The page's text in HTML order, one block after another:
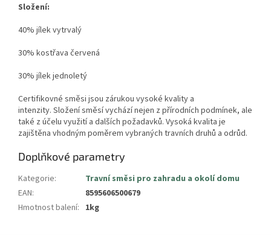
Složení:
40% jílek vytrvalý
30% kostřava červená
30% jílek jednoletý
Certifikovné směsi jsou zárukou vysoké kvality a
intenzity. Složení směsí vychází nejen z přírodních podmínek, ale
také z účelu využití a dalších požadavků. Vysoká kvalita je
zajištěna vhodným poměrem vybraných travních druhů a odrůd.
Doplňkové parametry
Kategorie:
Travní směsi pro zahradu a okolí domu
EAN:
8595606500679
Hmotnost balení: 1kg